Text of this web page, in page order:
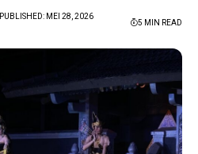
PUBLISHED: MEI 28, 2026
5 MIN READ